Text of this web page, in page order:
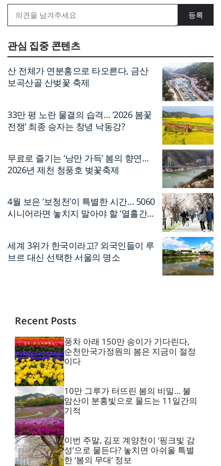
관심 집중 콘텐츠
산 전체가 연분홍으로 타오른다, 금산
보곡산골 산벚꽃 축제
33만 평 노란 물결의 습격… ‘2026 봄꽃
전쟁’ 최종 승자는 창녕 낙동강?
무료로 즐기는 ‘낭만 가득’ 봄의 향연…
2026년 제천 청풍호 벚꽃축제
4월 보은 ‘보청천’이 특별한 시간… 5060
시니어라면 놓치지 말아야 할 ‘열흘간의
세계 3위가 한국이라고? 외국인들이 루
브르 대신 선택한 서울의 명소
Recent Posts
풍차 아래 150만 송이가 기다린다,
순천만국가정원의 봄은 지금이 절정
이다
10만 그루가 터뜨린 봄의 비밀… 불
암산이 분홍빛으로 물드는 11일간의
기적
이번 주말, 김포 계양천이 ‘핑크빛 감
성’으로 물든다? 놓치면 아쉬울 특별
한 ‘봄의 무대’ 정보